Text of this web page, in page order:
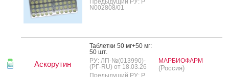
N002808/01
Аскорутин
Таб­летки 50 мг+50 мг:
50 шт.
РУ: ЛП-№(013990)-
(РГ-RU) от 18.03.26
Предыдущий РУ: Р
МАРБИОФАРМ
(Россия)